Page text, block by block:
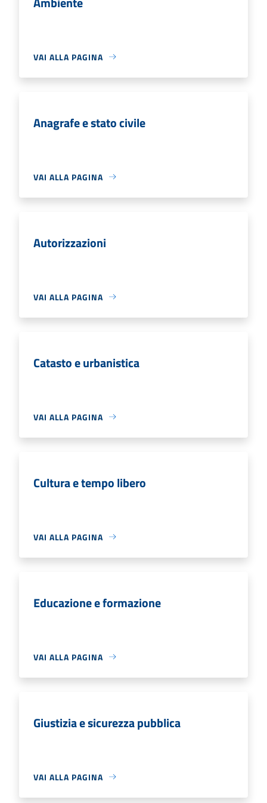
VAI ALLA PAGINA
Anagrafe e stato civile
VAI ALLA PAGINA
Autorizzazioni
VAI ALLA PAGINA
Catasto e urbanistica
VAI ALLA PAGINA
Cultura e tempo libero
VAI ALLA PAGINA
Educazione e formazione
VAI ALLA PAGINA
Giustizia e sicurezza pubblica
VAI ALLA PAGINA